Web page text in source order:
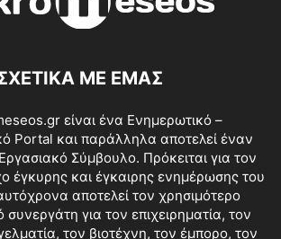
ΜΕ ΕΜΑΣ
είναι ένα Ενημερωτικό –
Portal και παράλληλα αποτελεί έναν
Σύμβουλο. Πρόκειται για τον
έγκυρης και έγκαιρης ενημέρωσης του
αποτελεί τον χρησιμότερο
συνεργάτη για τον επιχειρηματία, τον
τον βιοτέχνη, τον έμπορο, τον